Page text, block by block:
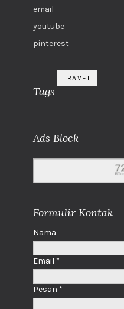
email
youtube
pinterest
Tags
TRAVEL
Ads Block
Formulir Kontak
Nama
Email *
Pesan *